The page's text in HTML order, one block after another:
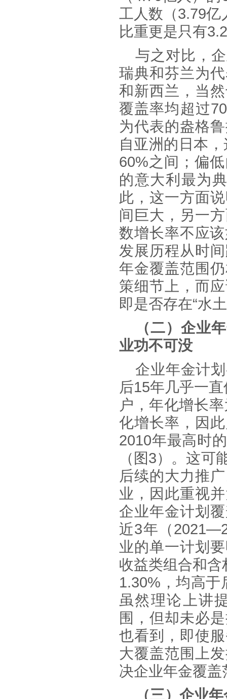
工人数（3.79亿
比重更是只有3.2
与之对比，
瑞典和芬兰为
和新西兰 ，当
覆盖率均超过
为代表的盎格
自亚洲的日本
60%之间；偏
的意大利最为
此，这一方面
间巨大，另一
数增长率不应
发展历程从时
年金覆盖范围
策细节上，而
即是否存在“水
（二）企业
业功不可没
企业年金计
后15年几乎一
户，年化增长
化增长率，因
2010年最高时
（图3）。这可
后续的大力推广
业，因此重视
企业年金计划
近3年（
业的单一计划
收益类组合和
1.30%，均高于
虽然理论上讲
围，但却未必
也看到，即使
大覆盖范围上
决企业年金覆
（三）企业